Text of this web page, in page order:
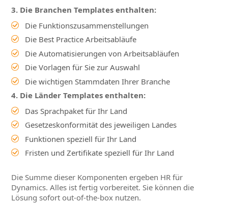
3. Die Branchen Templates enthalten:
Die Funktionszusammenstellungen
Die Best Practice Arbeitsabläufe
Die Automatisierungen von Arbeitsabläufen
Die Vorlagen für Sie zur Auswahl
Die wichtigen Stammdaten Ihrer Branche
4. Die Länder Templates enthalten:
Das Sprachpaket für Ihr Land
Gesetzeskonformität des jeweiligen Landes
Funktionen speziell für Ihr Land
Fristen und Zertifikate speziell für Ihr Land
Die Summe dieser Komponenten ergeben HR für
Dynamics. Alles ist fertig vorbereitet. Sie können die
Lösung sofort out-of-the-box nutzen.